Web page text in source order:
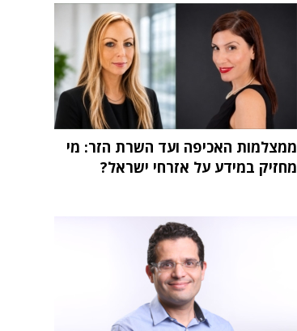
ממצלמות האכיפה ועד השרת הזר: מי
מחזיק במידע על אזרחי ישראל?